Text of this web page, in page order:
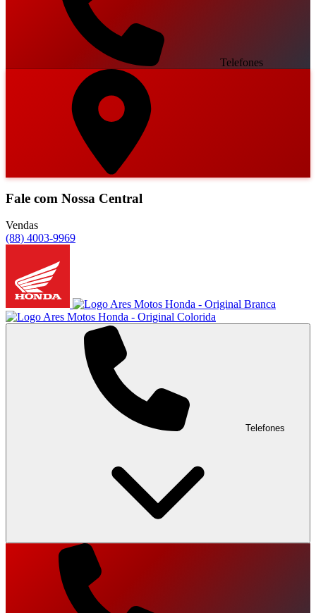
Telefones
Fale com Nossa Central
Vendas
(88) 4003-9969
Telefones